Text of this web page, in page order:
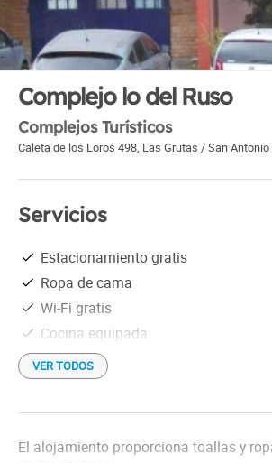
Complejo lo del Ruso
Complejos Turísticos
Caleta de los Loros 498, Las Grutas / San
Servicios
Estacionamiento gratis
Ropa de cama
Wi-Fi gratis
Cocina equipada
VER TODOS
El alojamiento proporciona toallas y